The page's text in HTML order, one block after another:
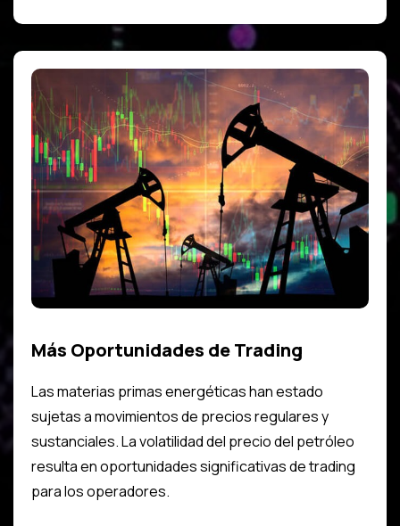
Más Oportunidades de Trading
Las materias primas energéticas han estado
sujetas a movimientos de precios regulares y
sustanciales. La volatilidad del precio del petróleo
resulta en oportunidades significativas de trading
para los operadores.